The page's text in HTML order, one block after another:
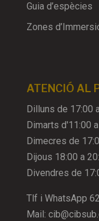
Guia d’espècies
Zones
ATENCIÓ AL
Dilluns de 17:00
Dimarts d'11:00
Dimecres de
Dijous 18:00 a
Divendres de
Tlf i WhatsApp
Mail: